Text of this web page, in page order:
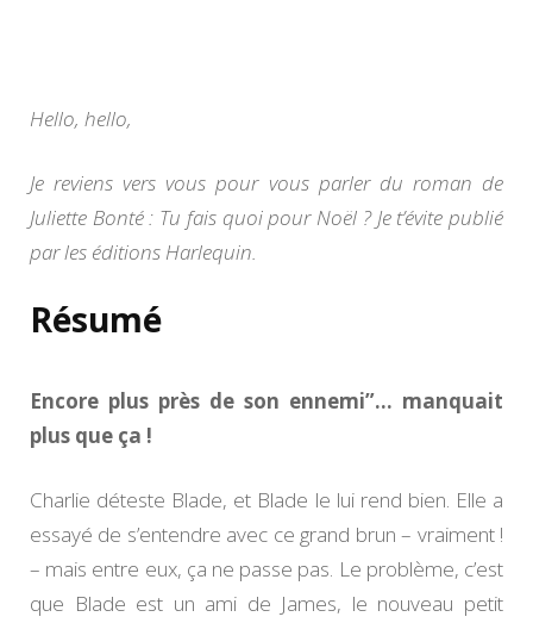
t’évite
de
Juliette
Hello, hello,
Je reviens vers vous pour vous parler du roman de
Juliette Bonté : Tu fais quoi pour Noël ? Je t’évite publié
par les éditions Harlequin.
Résumé
Encore plus près de son ennemi”… manquait
plus que ça !
Charlie déteste Blade, et Blade le lui rend bien. Elle a
essayé de s’entendre avec ce grand brun – vraiment !
– mais entre eux, ça ne passe pas. Le problème, c’est
que Blade est un ami de James, le nouveau petit